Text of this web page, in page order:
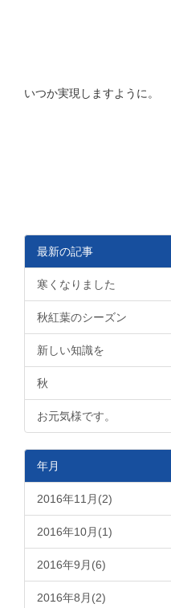
いつか実現しますように。
最新の記事
寒くなりました
秋紅葉のシーズン
新しい知識を
秋
お元気様です。
年月
2016年11月(2)
2016年10月(1)
2016年9月(6)
2016年8月(2)